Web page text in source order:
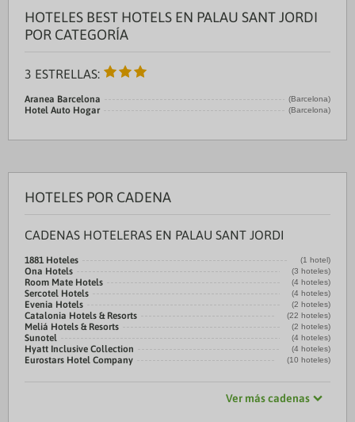
HOTELES BEST HOTELS EN PALAU SANT JORDI
POR CATEGORÍA
3 ESTRELLAS:
Aranea Barcelona (Barcelona)
Hotel Auto Hogar (Barcelona)
HOTELES POR CADENA
CADENAS HOTELERAS EN PALAU SANT JORDI
1881 Hoteles (1 hotel)
Ona Hotels (3 hoteles)
Room Mate Hotels (4 hoteles)
Sercotel Hotels (4 hoteles)
Evenia Hotels (2 hoteles)
Catalonia Hotels & Resorts (22 hoteles)
Meliá Hotels & Resorts (2 hoteles)
Sunotel (4 hoteles)
Hyatt Inclusive Collection (4 hoteles)
Eurostars Hotel Company (10 hoteles)
Ver más cadenas